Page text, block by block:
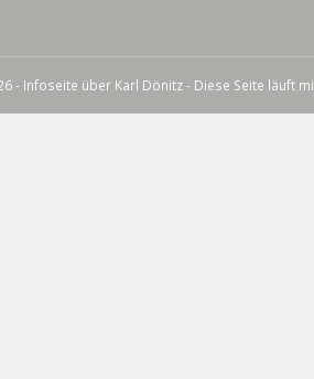
- Infoseite über Karl Dönitz - Diese Seite läuft